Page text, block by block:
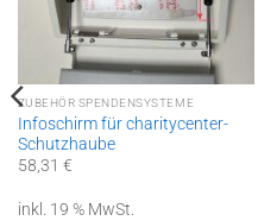
ZUBEHÖR SPENDENSYSTEME
Infoschirm für charitycenter-
Schutzhaube
58,31 €
inkl. 19 % MwSt.